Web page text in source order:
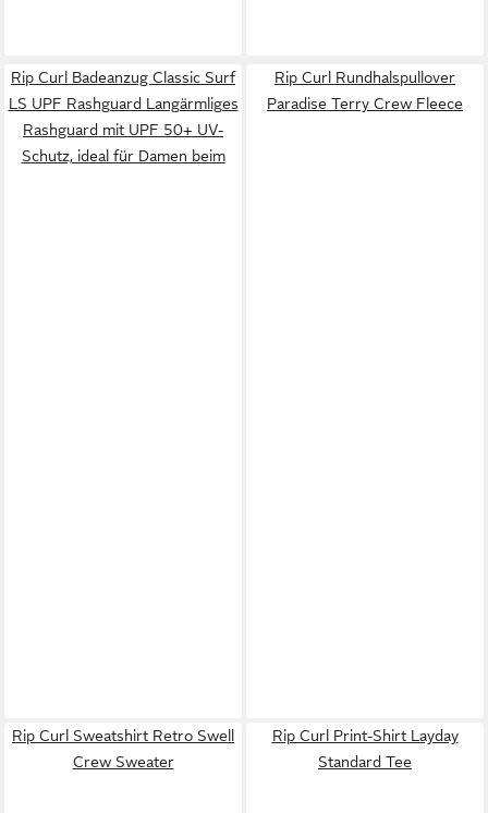
Rip Curl Badeanzug Classic Surf
LS UPF Rashguard Langärmliges
Rashguard mit UPF 50+ UV-
Schutz, ideal für Damen beim
Rip Curl Rundhalspullover
Paradise Terry Crew Fleece
Rip Curl Sweatshirt Retro Swell
Crew Sweater
Rip Curl Print-Shirt Layday
Standard Tee